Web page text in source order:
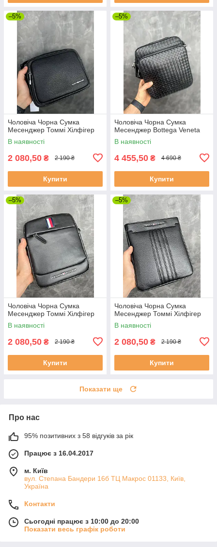
–5%
Чоловіча Чорна Сумка
Месенджер Томмі Хілфігер
В наявності
2 080,50 ₴ 2 190 ₴
Купити
–5%
Чоловіча Чорна Сумка
Месенджер Bottega Veneta
В наявності
4 455,50 ₴ 4 690 ₴
Купити
–5%
Чоловіча Чорна Сумка
Месенджер Томмі Хілфігер
В наявності
2 080,50 ₴ 2 190 ₴
Купити
–5%
Чоловіча Чорна Сумка
Месенджер Томмі Хілфігер
В наявності
2 080,50 ₴ 2 190 ₴
Купити
Показати ще
Про нас
95% позитивних з 58 відгуків за рік
Працює з 16.04.2017
м. Київ
вул. Степана Бандери 16б ТЦ Макрос 01133, Київ,
Україна
Контакти
Сьогодні працює з 10:00 до 20:00
Показати весь графік роботи